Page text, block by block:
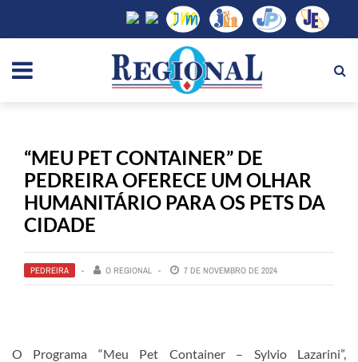
“MEU PET CONTAINER” DE
PEDREIRA OFERECE UM OLHAR
HUMANITÁRIO PARA OS PETS DA
CIDADE
PEDREIRA O REGIONAL 7 DE NOVEMBRO DE 2024
O Programa “Meu Pet Container – Sylvio Lazarini”,